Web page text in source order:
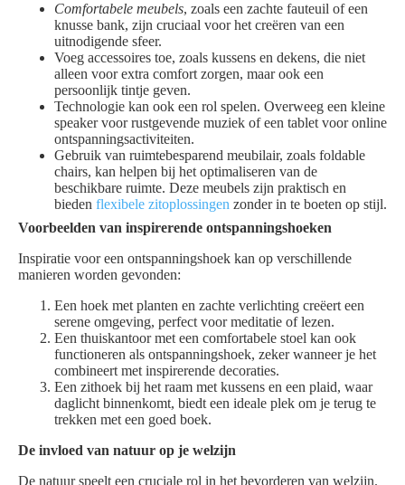
Comfortabele meubels, zoals een zachte fauteuil of een
knusse bank, zijn cruciaal voor het creëren van een
uitnodigende sfeer.
Voeg accessoires toe, zoals kussens en dekens, die niet
alleen voor extra comfort zorgen, maar ook een
persoonlijk tintje geven.
Technologie kan ook een rol spelen. Overweeg een kleine
speaker voor rustgevende muziek of een tablet voor online
ontspanningsactiviteiten.
Gebruik van ruimtebesparend meubilair, zoals foldable
chairs, kan helpen bij het optimaliseren van de
beschikbare ruimte. Deze meubels zijn praktisch en
bieden flexibele zitoplossingen zonder in te boeten op stijl.
Voorbeelden van inspirerende ontspanningshoeken
Inspiratie voor een ontspanningshoek kan op verschillende
manieren worden gevonden:
Een hoek met planten en zachte verlichting creëert een
serene omgeving, perfect voor meditatie of lezen.
Een thuiskantoor met een comfortabele stoel kan ook
functioneren als ontspanningshoek, zeker wanneer je het
combineert met inspirerende decoraties.
Een zithoek bij het raam met kussens en een plaid, waar
daglicht binnenkomt, biedt een ideale plek om je terug te
trekken met een goed boek.
De invloed van natuur op je welzijn
De natuur speelt een cruciale rol in het bevorderen van welzijn.